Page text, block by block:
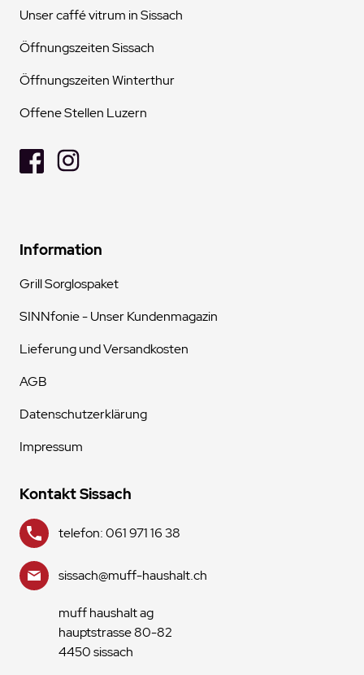
Unser caffé vitrum in Sissach
Öffnungszeiten Sissach
Öffnungszeiten Winterthur
Offene Stellen Luzern
Information
Grill Sorglospaket
SINNfonie - Unser Kundenmagazin
Lieferung und Versandkosten
AGB
Datenschutzerklärung
Impressum
Kontakt Sissach
telefon: 061 971 16 38
sissach@muff-haushalt.ch
muff haushalt ag
hauptstrasse 80-82
4450 sissach